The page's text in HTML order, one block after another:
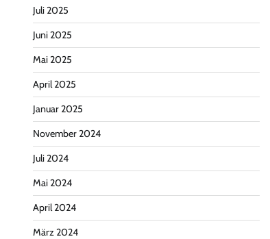
Juli 2025
Juni 2025
Mai 2025
April 2025
Januar 2025
November 2024
Juli 2024
Mai 2024
April 2024
März 2024